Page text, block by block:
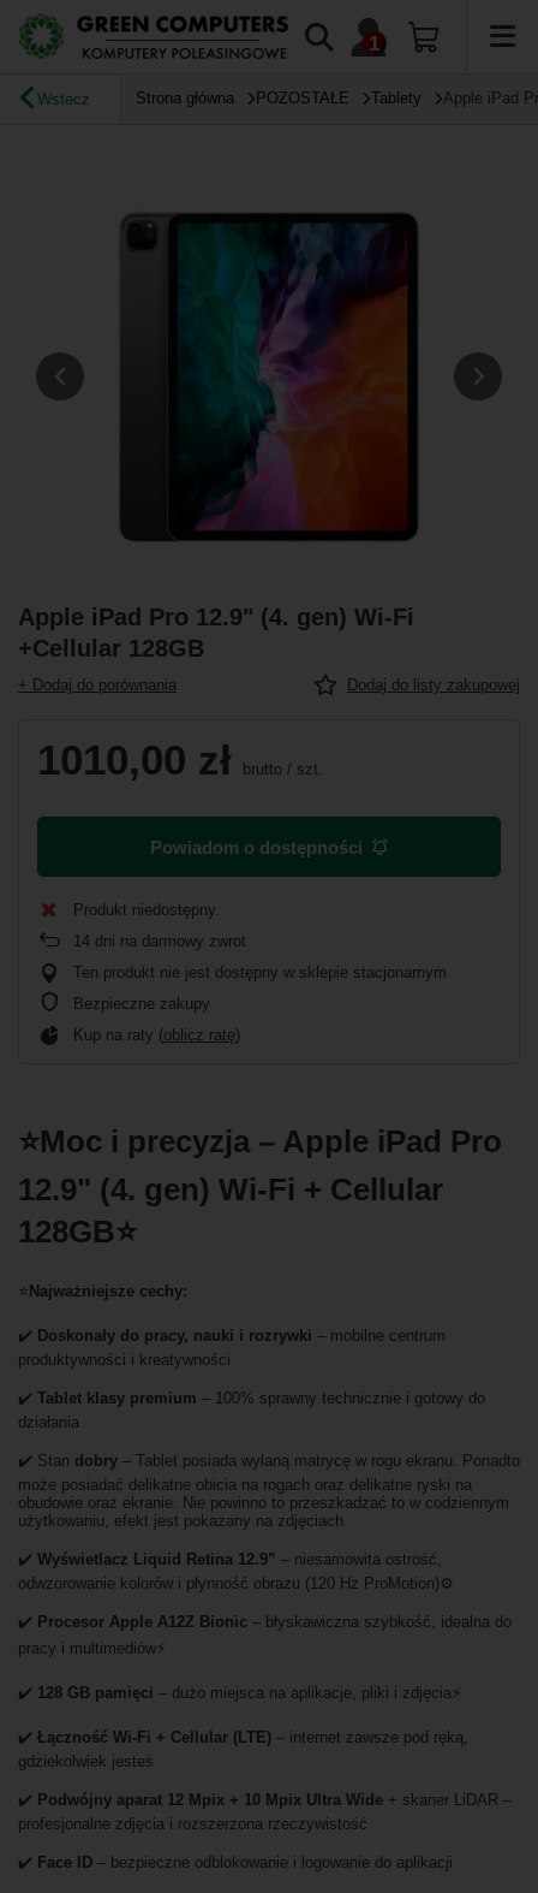
Wstecz Strona główna POZOSTAŁE Tablety Apple iPad
Apple iPad Pro 12.9" (4. gen) Wi-Fi
+Cellular 128GB
+ Dodaj do porównania Dodaj do listy zakupowej
1010,00 zł brutto / szt.
Powiadom o dostępności
Produkt niedostępny
14 dni na darmowy zwrot
Ten produkt nie jest dostępny w sklepie stacjonarnym
Bezpieczne zakupy
Kup na raty (oblicz ratę)
⭐Moc i precyzja – Apple iPad Pro
12.9" (4. gen) Wi-Fi + Cellular
128GB⭐
⭐ Najważniejsze cechy:
✔️ Doskonały do pracy, nauki i rozrywki – mobilne centrum
produktywności i kreatywności
✔️ Tablet klasy premium – 100% sprawny technicznie i gotowy do
działania
✔️ Stan dobry – Tablet posiada wylaną matrycę w rogu ekranu. Ponadto
może posiadać delikatne obicia na rogach oraz delikatne ryski na
obudowie oraz ekranie. Nie powinno to przeszkadzać to w codziennym
użytkowaniu, efekt jest pokazany na zdjęciach.
✔️ Wyświetlacz Liquid Retina 12.9” – niesamowita ostrość,
odwzorowanie kolorów i płynność obrazu (120 Hz ProMotion)⚙️
✔️ Procesor Apple A12Z Bionic – błyskawiczna szybkość, idealna do
pracy i multimediów⚡
✔️ 128 GB pamięci – dużo miejsca na aplikacje, pliki i zdjęcia⚡
✔️ Łączność Wi-Fi + Cellular (LTE) – internet zawsze pod ręką,
gdziekolwiek jesteś
✔️ Podwójny aparat 12 Mpix + 10 Mpix Ultra Wide + skaner LiDAR –
profesjonalne zdjęcia i rozszerzona rzeczywistość
✔️ Face ID – bezpieczne odblokowanie i logowanie do aplikacji